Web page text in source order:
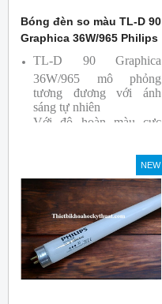
Bóng đèn so màu TL-D 90
Graphica 36W/965 Philips
TL-D 90 Graphica
36W/965 mô phỏng
tương đương với ánh
sáng tự nhiên
Với độ hoàn màu cực
Sản phẩm được sản xuất
bởi hãng Philips, xuất xứ
Ba lan
NEW